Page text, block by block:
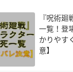
『呪術
一覧！登
かりやす
意】